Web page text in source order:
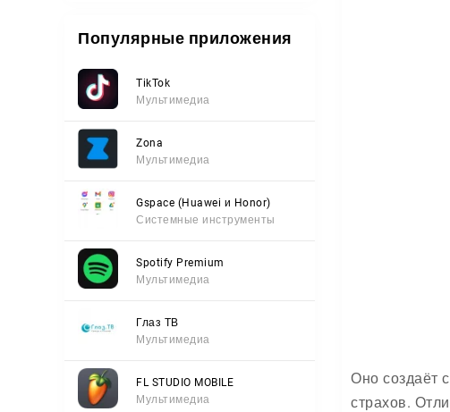
Популярные приложения
TikTok
Мультимедиа
Zona
Мультимедиа
Gspace (Huawei и Honor)
Системные инструменты
Spotify Premium
Мультимедиа
Глаз ТВ
Мультимедиа
FL STUDIO MOBILE
Мультимедиа
Оно создаёт
страхов.